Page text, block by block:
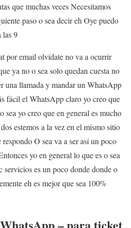
que muchas veces Necesitamos
paso o sea decir eh Oye puedo
las 9
por email olvídate no va a ocurrir
ya no o sea solo quedan cuesta no
una llamada y mandar un WhatsApp
fácil el WhatsApp claro yo creo que
sea yo creo que en general es mucho
estemos a la vez en el mismo sitio
O sea va a ser así un poco
yo en general lo que es o sea
es un poco donde donde o
eh es mejor que sea 100%